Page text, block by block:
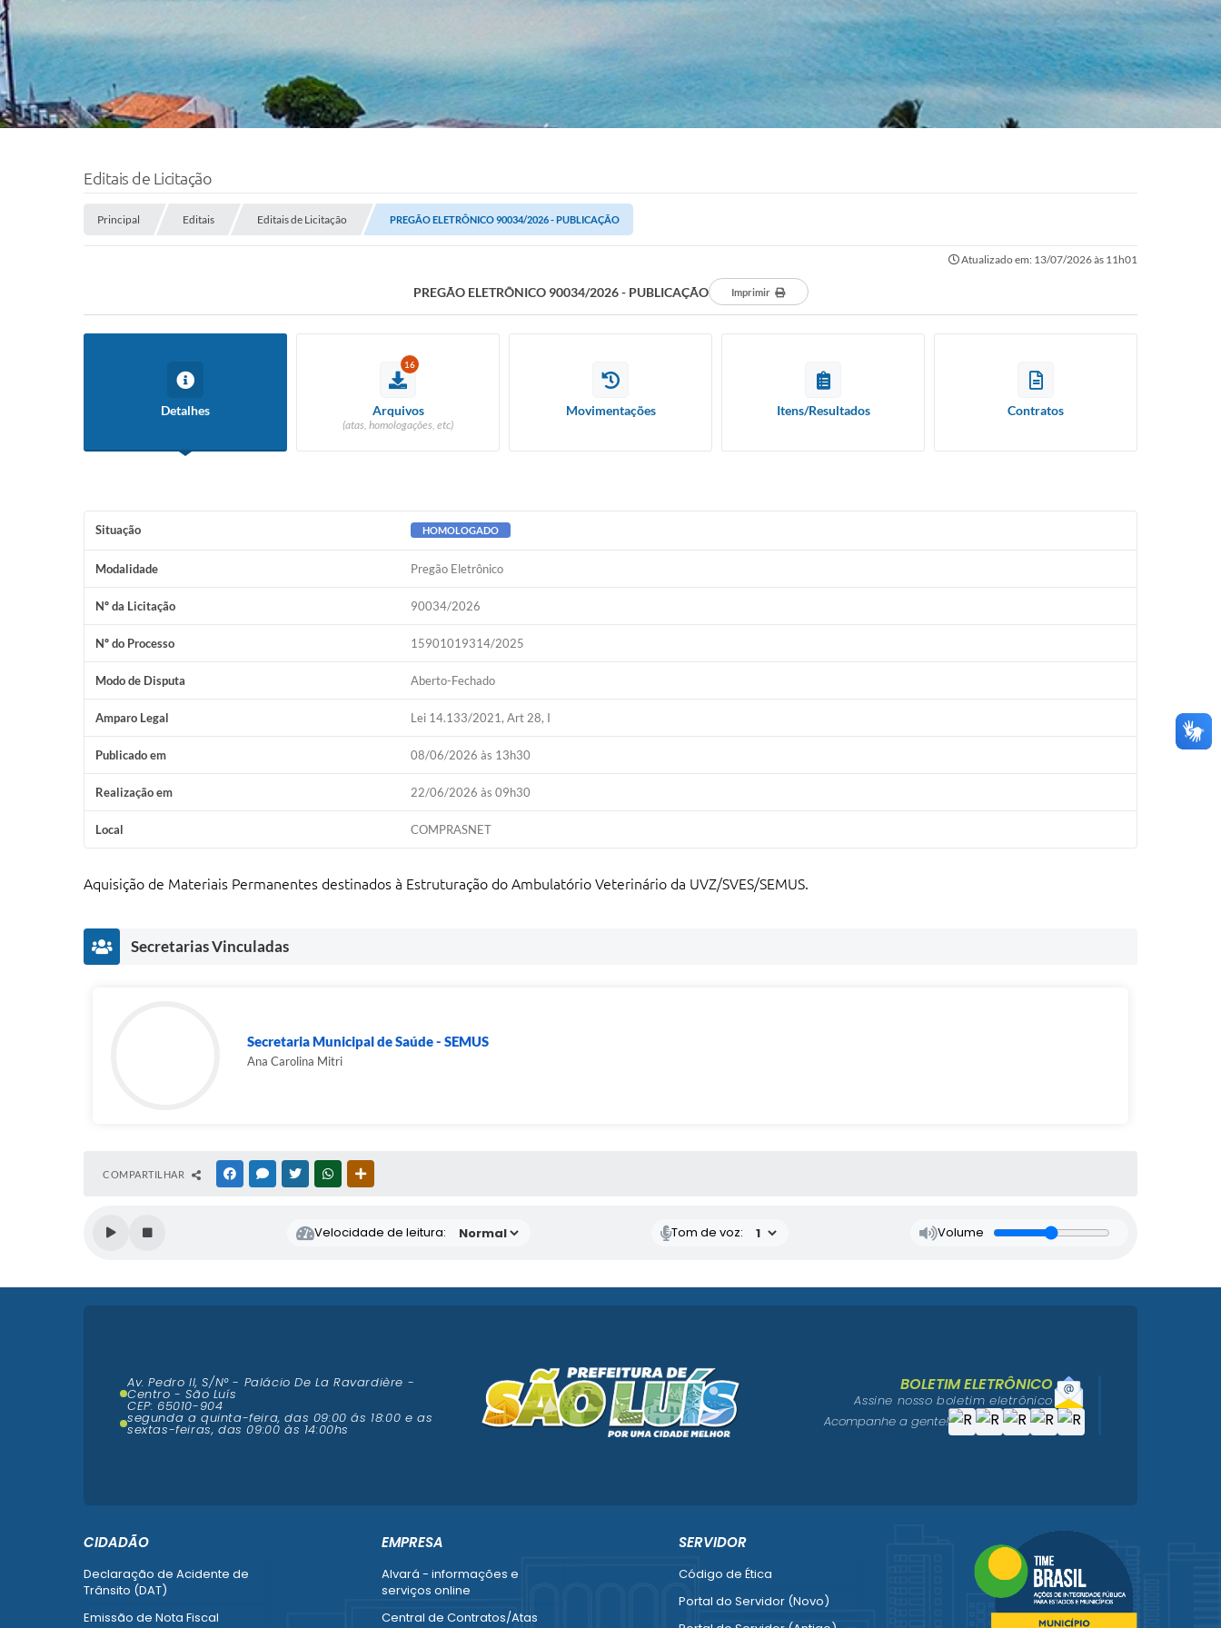
Editais de Licitação
Principal Editais Editais de Licitação PREGÃO ELETRÔNICO 90034/2026 - PUBLICAÇÃO
Atualizado em: 13/07/2026 às 11h01
PREGÃO ELETRÔNICO 90034/2026 - PUBLICAÇÃO Imprimir
Detalhes
16
Arquivos
(atas, homologações, etc)
Movimentações Itens/Resultados Contratos
Situação HOMOLOGADO
Modalidade Pregão Eletrônico
Nº da Licitação 90034/2026
Nº do Processo 15901019314/2025
Modo de Disputa Aberto-Fechado
Amparo Legal Lei 14.133/2021, Art 28, I
Publicado em 08/06/2026 às 13h30
Realização em 22/06/2026 às 09h30
Local COMPRASNET
Aquisição de Materiais Permanentes destinados à Estruturação do Ambulatório Veterinário da UVZ/SVES/SEMUS.
Secretarias Vinculadas
Secretaria Municipal de Saúde - SEMUS
Ana Carolina Mitri
COMPARTILHAR FACEBOOKMESSENGER
TWITTERWHATSAPP
Velocidade de leitura: Tom de voz: Volume
CIDADÃO
Declaração de Acidente de
Trânsito (DAT)
Emissão de Nota Fiscal
EMPRESA
Alvará - informações e
serviços online
Central de Contratos/Atas
SERVIDOR
Código de Ética
Portal do Servidor (Novo)
Av. Pedro II, S/N° - Palácio De La Ravardière -
Centro - São Luís
CEP: 65010-904
segunda a quinta-feira, das 09:00 ás 18:00 e as
sextas-feiras, das 09:00 às 14:00hs
BOLETIM ELETRÔNICO
Assine nosso boletim eletrônico
Acompanhe a gente!